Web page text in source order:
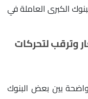
الكبرى العاملة في
وترقب لتحركات
بين بعض البنوك